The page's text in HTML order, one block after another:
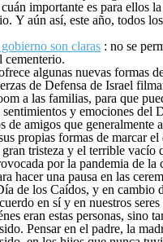
importante es para ellos
Y aún así, este año, todos
son claras : no se
cementerio.
algunas nuevas formas
de Defensa de Israel
a las familias, para que
sentimientos y emociones del
de amigos que generalmente
propias formas de marcar el
tristeza y el terrible vacío
por la pandemia de la
hacer una pausa en las
de los Caídos, y en cambio
en sí y en nuestros
eran estas personas, sino
Pensar en el padre, la